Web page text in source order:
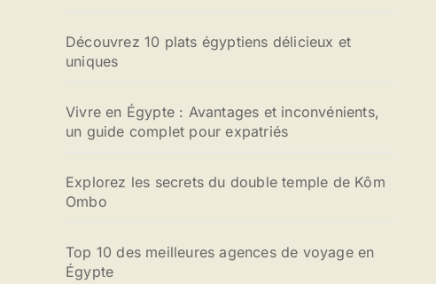
Découvrez 10 plats égyptiens délicieux et
uniques
Vivre en Égypte : Avantages et inconvénients,
un guide complet pour expatriés
Explorez les secrets du double temple de Kôm
Ombo
Top 10 des meilleures agences de voyage en
Égypte